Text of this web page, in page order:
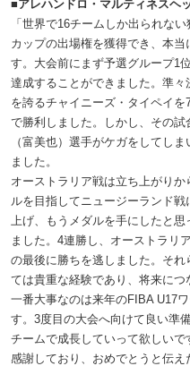
■アレハンドロ・マルティネスヘ
「世界で16チームしか出られな
カップの出場権を獲得でき、本
す。大会前にまず予選グループ1
達成することができました。準
を誇るチャイニーズ・タイペイ
で勝利しました。しかし、その
（富美也）選手がケガをしてし
ました。
オーストラリア戦は立ち上がり
ルを目指してニュージーランド
上げ、もうメダルを手にしたと
ました。4連勝し、オーストラリ
の最後に勝ちを逃しました。そ
ては貴重な経験であり、将来につ
一番大事なのは来年のFIBA U17
す。3度目の大会へ向けて良い準
チームで成長していって欲しい
感謝しており、おめでとうと伝